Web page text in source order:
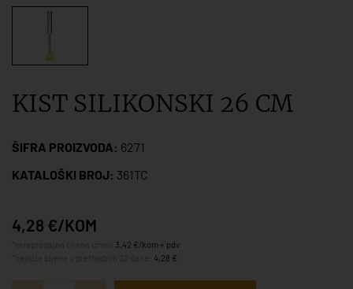
KIST SILIKONSKI 26 CM
ŠIFRA PROIZVODA: 6271
KATALOŠKI BROJ: 361TC
4,28 €/KOM
3,42 €/kom + pdv
4,28 €